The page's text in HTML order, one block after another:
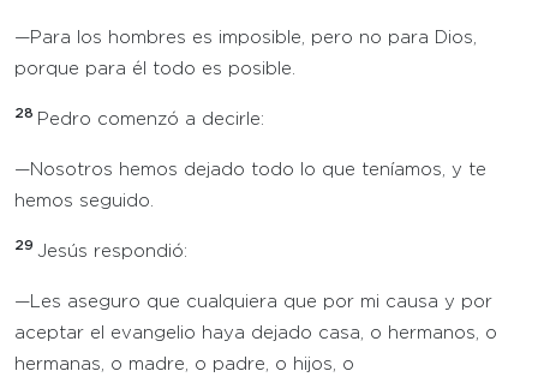
—Para los hombres es imposible, pero no para Dios,
porque para él todo es posible.
28 Pedro comenzó a decirle:
—Nosotros hemos dejado todo lo que teníamos, y te
hemos seguido.
29 Jesús respondió:
—Les aseguro que cualquiera que por mi causa y por
aceptar el evangelio haya dejado casa, o hermanos, o
hermanas, o madre, o padre, o hijos, o